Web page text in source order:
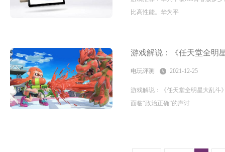
比高性能。华为平
游戏解说：《任天堂全明
电玩评测 2021-12-25
游戏解说：《任天堂全明星大乱斗
面临“政治正确”的声讨